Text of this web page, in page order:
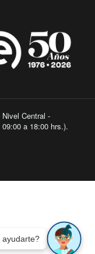
Central -
a 18:00 hrs.).
ayudarte?